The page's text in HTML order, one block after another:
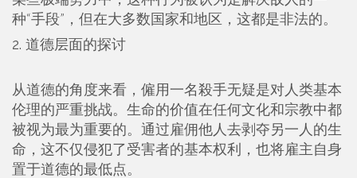
种“手段”，但在大多数国家和地区，这都是非法的。
2. 道德层面的探讨
从道德的角度来看，僱用一名殺手无疑是对人类基本
伦理的严重挑战。生命的价值在任何文化和宗教中都
被视为最为重要的。通过雇佣他人去剥夺另一人的生
命，这不仅侵犯了受害者的基本权利，也将雇主自身
置于道德的最低点。